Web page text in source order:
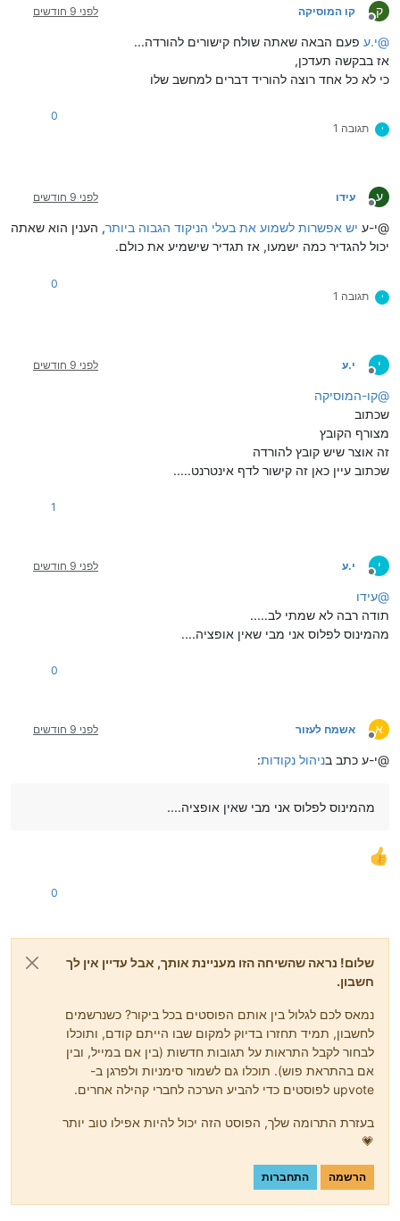
ק
מנותק
קו המוסיקה לפני 9 חודשים
@י.ע פעם הבאה שאתה שולח קישורים להורדה...
אז בבקשה תעדכן,
כי לא כל אחד רוצה להוריד דברים למחשב שלו
י תגובה 1
0
ע
מנותק
עידו לפני 9 חודשים
@י-ע יש אפשרות לשמוע את בעלי הניקוד הגבוה ביותר, הענין הוא שאתה
יכול להגדיר כמה ישמעו, אז תגדיר שישמיע את כולם.
י תגובה 1
0
י
מנותק
י.ע לפני 9 חודשים
@קו-המוסיקה
שכתוב
מצורף הקובץ
זה אוצר שיש קובץ להורדה
שכתוב עיין כאן זה קישור לדף אינטרנט.....
1
י
מנותק
י.ע לפני 9 חודשים
@עידו
תודה רבה לא שמתי לב.....
מהמינוס לפלוס אני מבי שאין אופציה....
0
א
מנותק
אשמח לעזור לפני 9 חודשים
@י-ע כתב בניהול נקודות:
מהמינוס לפלוס אני מבי שאין אופציה....
0
שלום! נראה שהשיחה הזו מעניינת אותך, אבל עדיין אין לך
חשבון.
נמאס לכם לגלול בין אותם הפוסטים בכל ביקור? כשנרשמים
לחשבון, תמיד תחזרו בדיוק למקום שבו הייתם קודם, ותוכלו
לבחור לקבל התראות על תגובות חדשות (בין אם במייל, ובין
אם בהתראת פוש). תוכלו גם לשמור סימניות ולפרגן ב-
upvote לפוסטים כדי להביע הערכה לחברי קהילה אחרים.
בעזרת התרומה שלך, הפוסט הזה יכול להיות אפילו טוב יותר
💗
הרשמה התחברות